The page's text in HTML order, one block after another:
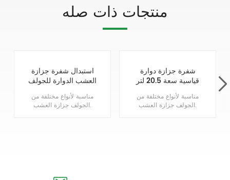
منتجات ذات صله
استبدال شفرة جزازة
العشب الدوارة للجولف
مناسبة لأنواع مختلفة من
الجولف جزازة العشب.
شفرة جزازة دوارة
قياسية سعة 20.5 لتر
في اتجاه عقارب
الساعة (RH) تحل
محل 110-4701
مناسبة لأنواع مختلفة من
الجولف جزازة العشب.